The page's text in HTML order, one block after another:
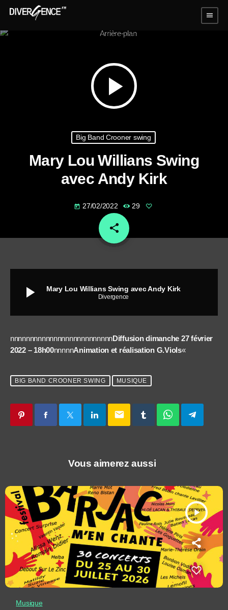
menu
play_arrow
Big Band Crooner swing
Mary Lou Willians Swing
avec Andy Kirk
today 27/02/2022 29
share
email
play_arrow Mary Lou Willians Swing avec Andy Kirk
Divergence
nnnnnnnnnnnnnnnnnnnnnnnnnnDiffusion dimanche 27 février
2022 – 18h00nnnnnAnimation et réalisation G.Viols«
BIG BAND CROONER SWING MUSIQUE
email
Vous aimerez aussi
play_arrow
Musique